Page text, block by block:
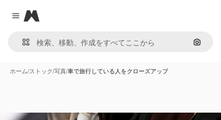
Close menu
Magnific
画像で
ホーム/ストック/写真/車で旅行している人をクローズアップ